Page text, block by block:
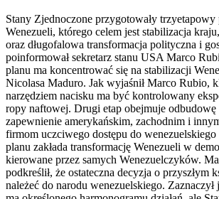
Stany Zjednoczone przygotowały trzyetapowy
Wenezueli, którego celem jest stabilizacja
oraz długofalowa transformacja polityczna i
poinformował sekretarz stanu USA Marco
planu ma koncentrować się na stabilizacji
Nicolasa Maduro. Jak wyjaśnił Marco Rubio,
narzędziem nacisku ma być kontrolowany
ropy naftowej. Drugi etap obejmuje
zapewnienie amerykańskim, zachodnim i
firmom uczciwego dostępu do
planu zakłada transformację Wenezueli w
kierowane przez samych Wenezuelczyków.
podkreślił, że ostateczna decyzja o przyszłym
należeć do narodu wenezuelskiego. Zaznaczył